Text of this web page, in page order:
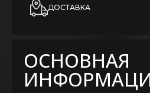
ДОСТАВКА
ОСНОВНАЯ